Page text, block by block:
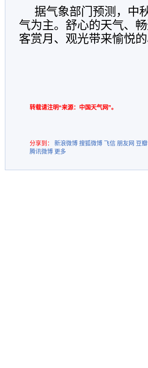
据气象部门预测，中
气为主。舒心的天气、
客赏月、观光带来愉悦
转载请注明“来源：中国天气网”。
分享到： 新浪微博 搜狐微博 飞信 朋友网 豆瓣
腾讯微博 更多